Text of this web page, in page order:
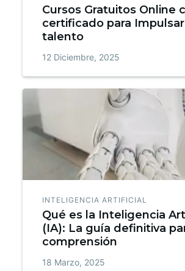
Cursos Gratuitos Online
certificado para
talento
12 Diciembre, 2025
INTELIGENCIA ARTIFICIAL
Qué es la Inteligencia
(IA): La guía definitiva
comprensión
18 Marzo, 2025